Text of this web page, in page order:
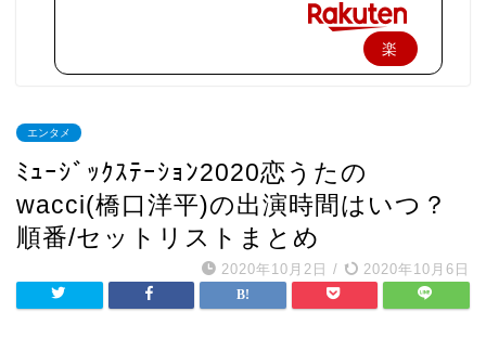
楽
エンタメ
ﾐｭｰｼﾞｯｸｽﾃｰｼｮﾝ2020恋うたの
wacci(橋口洋平)の出演時間はいつ？
順番/セットリストまとめ
2020年10月2日 / 2020年10月6日